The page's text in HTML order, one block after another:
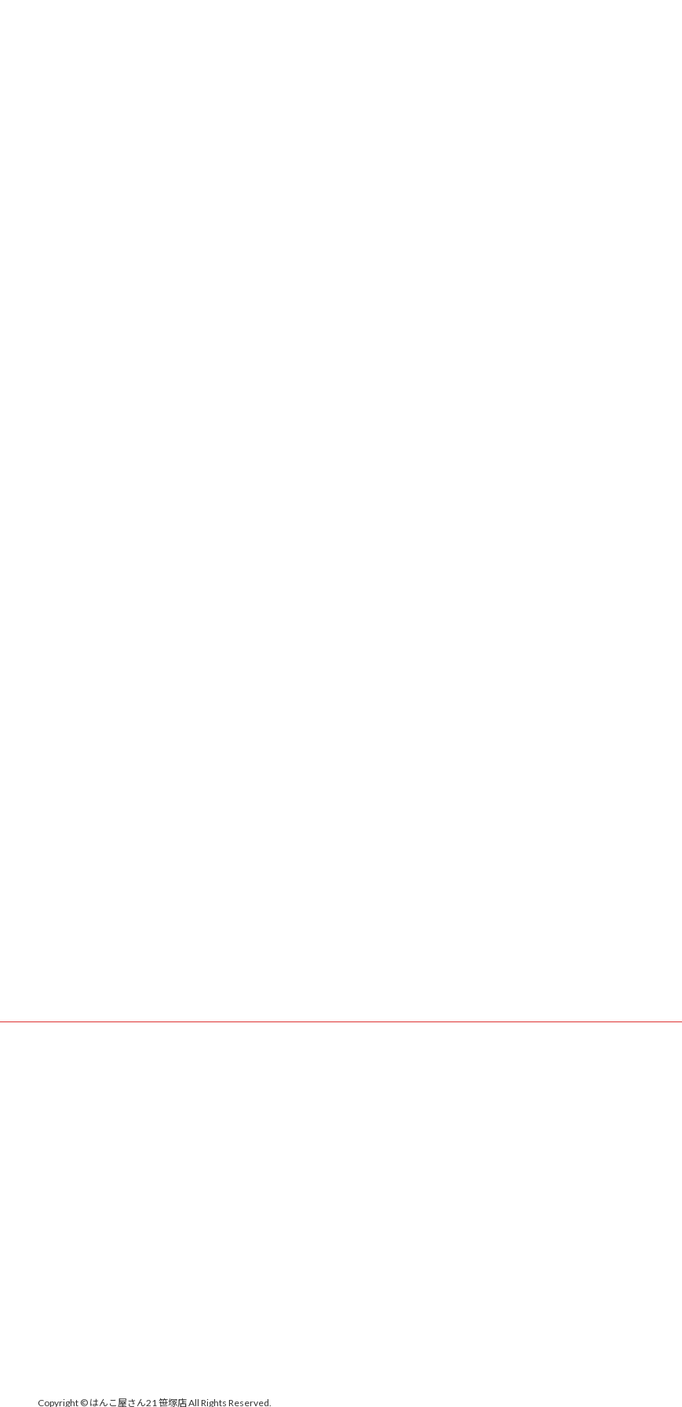
Copyright © はんこ屋さん21 笹塚店 All Rights Reserved.